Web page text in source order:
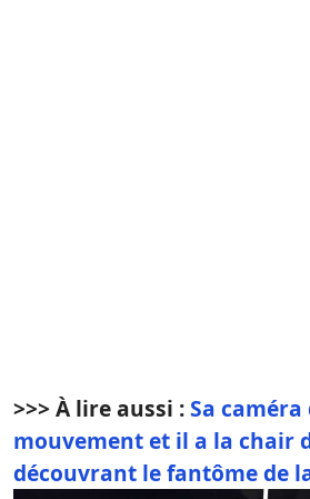
>>> À lire aussi :Sa
mouvement et il a la chair
découvrant le fantôme de